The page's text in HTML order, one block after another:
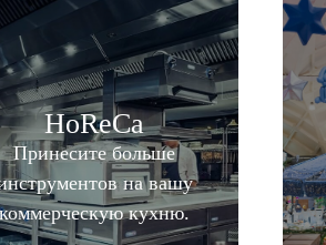
HoReCa
Принесите больше
на вашу
коммерческую кухню.